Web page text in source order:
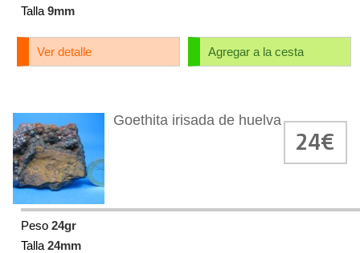
Talla 9mm
Agregar a la cesta
Ver detalle
Goethita irisada de huelva
24€
Peso 24gr
Talla 24mm